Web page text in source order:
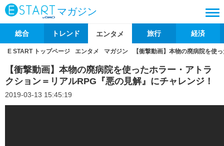
マガジン
総合 トレンド エンタメ 旅行 経済
E START トップページ エンタメ マガジン 【衝撃動画】本物の廃病院を使
【衝撃動画】本物の廃病院を使ったホラー・アトラ
クション＝リアルRPG『悪の見解』にチャレンジ！
2019-03-13 15:45:19